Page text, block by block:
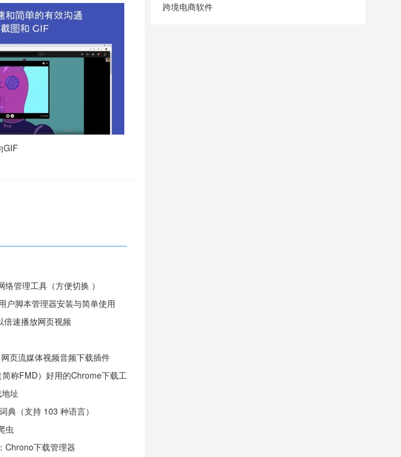
GIF
管理工具（方便切换 ）
户脚本管理器安装与简单使用
倍速播放网页视频
页流媒体视频音频下载插件
称FMD）好用的Chrome下载工
址
典（支持 103 种语言）
虫
Chrono下载管理器
跨境电商软件